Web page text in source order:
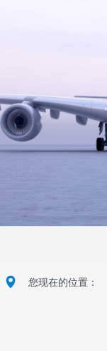
넹 您现在的位置：